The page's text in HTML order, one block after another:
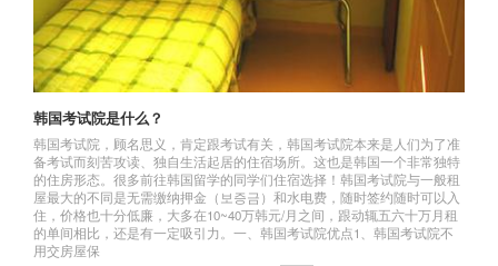
韩国考试院是什么？
韩国考试院，顾名思义，肯定跟考试有关，韩国考试院本来是人们为了准
备考试而刻苦攻读、独自生活起居的住宿场所。这也是韩国一个非常独特
的住房形态。很多前往韩国留学的同学们住宿选择！韩国考试院与一般租
屋最大的不同是无需缴纳押金（보증금）和水电费，随时签约随时可以入
住，价格也十分低廉，大多在10~40万韩元/月之间，跟动辄五六十万月租
的单间相比，还是有一定吸引力。一、韩国考试院优点1、韩国考试院不
用交房屋保